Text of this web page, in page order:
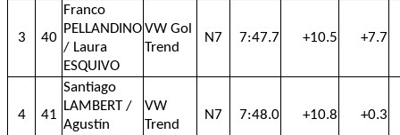
3 40
Franco
PELLANDINO
/ Laura
ESQUIVO
VW Gol
Trend
N7 7:47.7 +10.5 +7.7
4 41
Santiago
LAMBERT /
Agustín
VW
Trend
N7 7:48.0 +10.8 +0.3